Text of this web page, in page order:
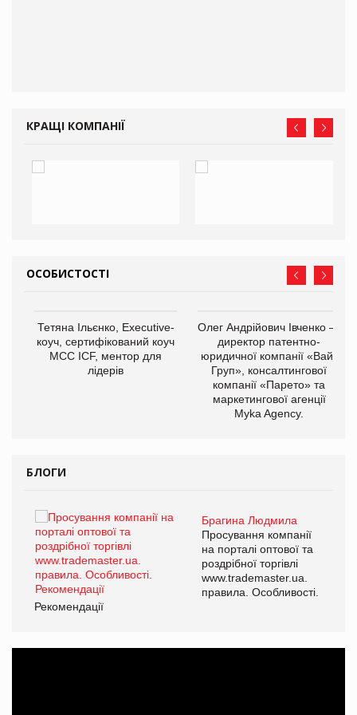
КРАЩІ КОМПАНІЇ
ОСОБИСТОСТІ
Тетяна Ільєнко, Executive-
коуч, сертифікований коуч
МСС ICF, ментор для
лідерів
Олег Андрійович Івченко —
директор патентно-
юридичної компанії «Вайз
Груп», консалтингової
компанії «Парето» та
маркетингової агенції
Myka Agency.
БЛОГИ
Брагина Людмила
Просування компанії
на порталі оптової та
роздрібної торгівлі
www.trademaster.ua.
правила. Особливості.
Рекомендації